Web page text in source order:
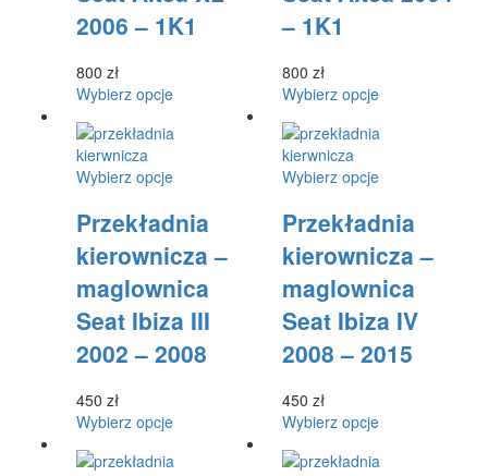
produktu
2006 – 1K1
800 zł
Wybierz opcjeTen
ma
wariantów.
można
na
stronie
produktu
– 1K1
800 zł
Wybierz opcjeTen
ma
wariantów.
można
na
stronie
produktu
Wybierz opcjeTen
ma
wariantów.
Opcje
wybrać
na
Przekładnia
kierownicza –
maglownica
Seat Ibiza III
2002 – 2008
450 zł
Wybierz opcjeTen
ma
Wybierz opcjeTen
ma
wariantów.
Opcje
wybrać
na
Przekładnia
kierownicza –
maglownica
Seat Ibiza IV
2008 – 2015
450 zł
Wybierz opcjeTen
ma